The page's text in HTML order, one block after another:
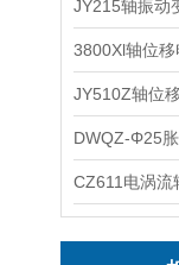
JY215轴振动
3800Xl轴位
JY510Z轴位
DWQZ-Φ25
CZ611电涡流